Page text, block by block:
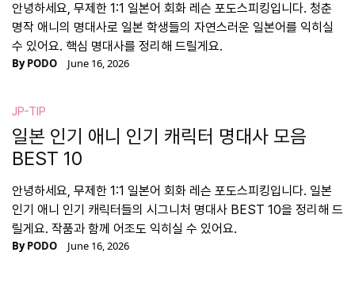
안녕하세요, 무제한 1:1 일본어 회화 레슨 포도스피킹입니다. 청춘
명작 애니의 명대사로 일본 학생들의 자연스러운 일본어를 익히실
수 있어요. 핵심 명대사를 정리해 드릴게요.
ByPODO June 16, 2026
JP-TIP
일본 인기 애니 인기 캐릭터 명대사 모음
BEST 10
안녕하세요, 무제한 1:1 일본어 회화 레슨 포도스피킹입니다. 일본
인기 애니 인기 캐릭터들의 시그니처 명대사 BEST 10을 정리해 드
릴게요. 작품과 함께 어조도 익히실 수 있어요.
ByPODO June 16, 2026